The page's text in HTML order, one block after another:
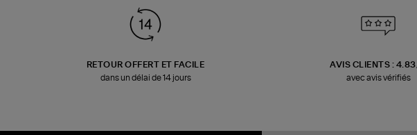
RETOUR OFFERT ET FACILE
dans un délai de 14 jours
AVIS CLIENTS :
avec avis vérifiés